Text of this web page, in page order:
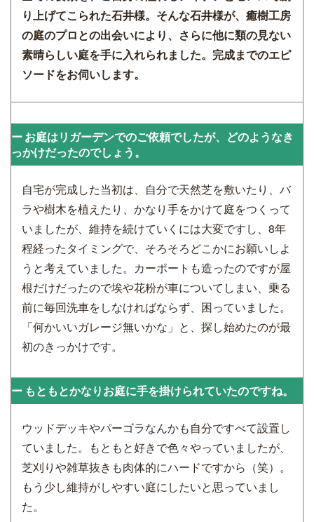
り上げてこられた石井様。そんな石井様が、癒樹工房
の庭のプロとの出会いにより、さらに他に類の見ない
素晴らしい庭を手に入れられました。完成までのエピ
ソードをお伺いします。
お庭はリガーデンでのご依頼でしたが、どのようなき
っかけだったのでしょう。
自宅が完成した当初は、自分で天然芝を敷いたり、バ
ラや樹木を植えたり、かなり手をかけて庭をつくって
いましたが、維持を続けていくには大変ですし、8年
程経ったタイミングで、そろそろどこかにお願いしよ
うと考えていました。カーポートも造ったのですが屋
根だけだったので埃や花粉が車についてしまい、乗る
前に毎回洗車をしなければならず、困っていました。
「何かいいガレージ無いかな」と、探し始めたのが最
初のきっかけです。
もともとかなりお庭に手を掛けられていたのですね。
ウッドデッキやパーゴラなんかも自分ですべて設置し
ていました。もともと好きで色々やっていましたが、
芝刈りや雑草抜きも肉体的にハードですから（笑）。
もう少し維持がしやすい庭にしたいと思っていまし
た。